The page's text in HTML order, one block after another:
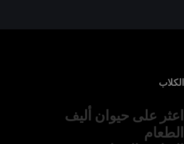
الكلاب
اعثر على حيوان أليف
الطعام